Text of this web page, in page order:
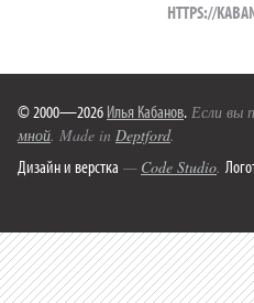
HTTPS://
© 2000—2026 Илья Кабанов. Если вы
мной. Made in Deptford.
Дизайн и верстка — Code Studio.